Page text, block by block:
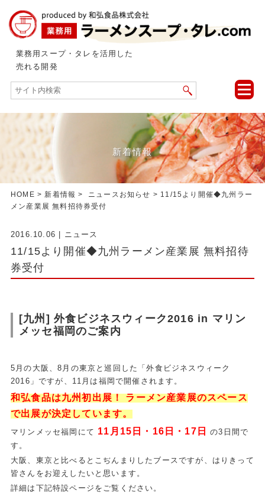
業務用スープ・タレを活用した
売れる開発
toggle
新着情報
HOME >新着情報 > ニュース お知らせ > 11/15より開催◆九州ラー
メン産業展 無料招待券受付
2016.10.06 | ニュース
11/15より開催◆九州ラーメン産業展 無料招待
券受付
[九州] 外食ビジネスウィーク2016 in マリン
メッセ福岡のご案内
5月の大阪、8月の東京と巡回した「外食ビジネスウィーク
2016」 ですが、11月は福岡で開催されます。
和弘食品は九州初出展！ ラーメン産業展のスペース
で出展が決定しています。
マリンメッセ福岡にて 11月15日・16日・17日の3日間で
す。
大阪、東京と比べるとこぢんまりしたブースですが、はりきって
皆さんをお迎えしたいと思います。
詳細は下記特設ページをご覧ください。